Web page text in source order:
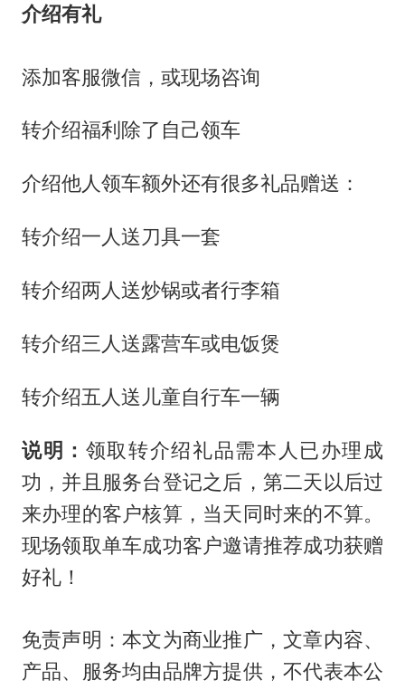
介绍有礼
添加客服微信，或现场咨询
转介绍福利除了自己领车
介绍他人领车额外还有很多礼品赠送：
转介绍一人送刀具一套
转介绍两人送炒锅或者行李箱
转介绍三人送露营车或电饭煲
转介绍五人送儿童自行车一辆
说明： 领取转介绍礼品需本人已办理成
功，并且服务台登记之后，第二天以后过
来办理的客户核算，当天同时来的不算。
现场领取单车成功客户邀请推荐成功获赠
好礼！
免责声明：本文为商业推广，文章内容、
产品、服务均由品牌方提供，不代表本公